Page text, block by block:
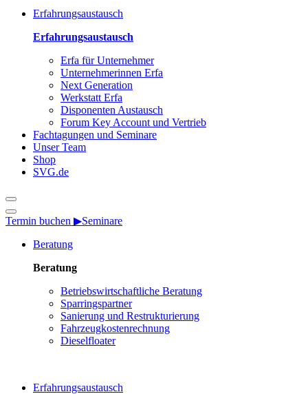
Erfahrungsaustausch
Erfahrungsaustausch
Erfa für Unternehmer
Unternehmerinnen Erfa
Next Generation
Werkstatt Erfa
Disponenten Austausch
Forum Key Account und Vertrieb
Fachtagungen und Seminare
Unser Team
Shop
SVG.de
Termin buchen ▶Seminare
Beratung
Beratung
Betriebswirtschaftliche Beratung
Sparringspartner
Sanierung und Restrukturierung
Fahrzeugkostenrechnung
Dieselfloater
Erfahrungsaustausch